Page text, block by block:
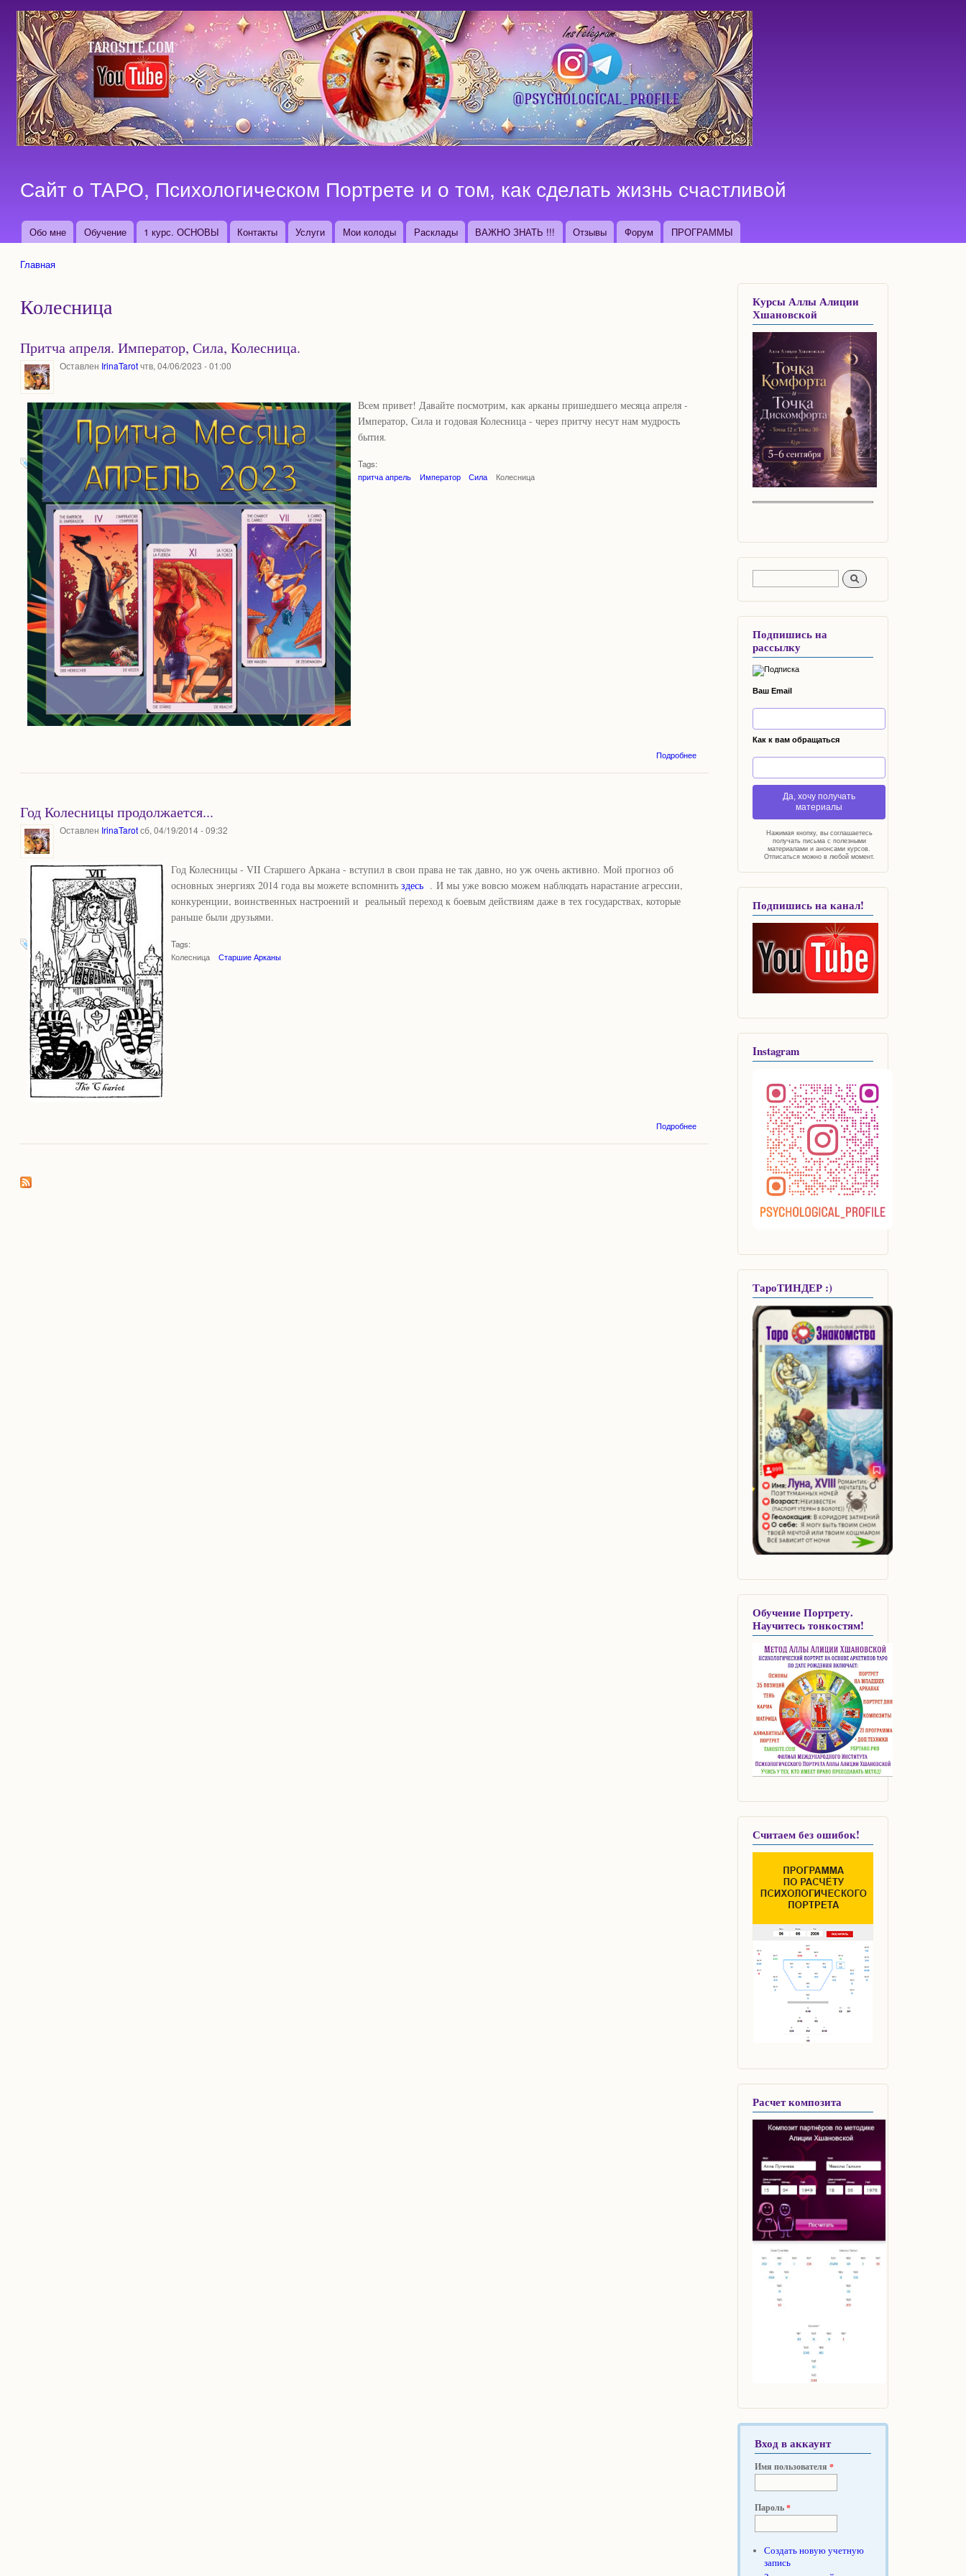
Перейти к
основному
содержанию
Сайт о ТАРО, Психологическом Портрете и о том, как сделать жизнь счастливой
Основные ссылки
Обо мне Обучение 1 курс. ОСНОВЫ Контакты Услуги Мои колоды Расклады ВАЖНО ЗНАТЬ !!! Отзывы Форум ПРОГРАММЫ
Главная
Колесница
Притча апреля. Император, Сила, Колесница.
Оставлен IrinaTarotчтв, 04/06/2023 - 01:00
Всем привет! Давайте посмотрим, как арканы пришедшего месяца апреля -
Император, Сила и годовая Колесница - через притчу несут нам мудрость
бытия.
Tags:
притча апрель
Император Сила Колесница
Подробнее
Император,
Год Колесницы продолжается...
Оставлен IrinaTarotсб, 04/19/2014 - 09:32
Год Колесницы - VII Старшего Аркана - вступил в свои права не так давно, но уж очень активно. Мой прогноз об
основных энергиях 2014 года вы можете вспомнитьздесь .И мы уже вовсю можем наблюдать нарастание агрессии,
конкуренции, воинственных настроений и реальный переход к боевым действиям даже в тех государствах, которые
раньше были друзьями.
Tags:
Колесница
Старшие Арканы
Подробнее
продолжается...
Курсы Аллы Алиции
Хшановской
Форма поиска Поиск
Подпишись на
рассылку
Ваш Email
Как к вам обращаться
Да, хочу получать
материалы
Нажимая кнопку, вы соглашаетесь
получать письма с полезными
материалами и анонсами курсов.
Отписаться можно в любой момент.
Подпишись на канал!
Instagram
ТароТИНДЕР :)
Обучение Портрету.
Научитесь тонкостям!
Считаем без ошибок!
Расчет композита
Вход в аккаунт
Имя пользователя*
Пароль*
Создать новую учетную
запись